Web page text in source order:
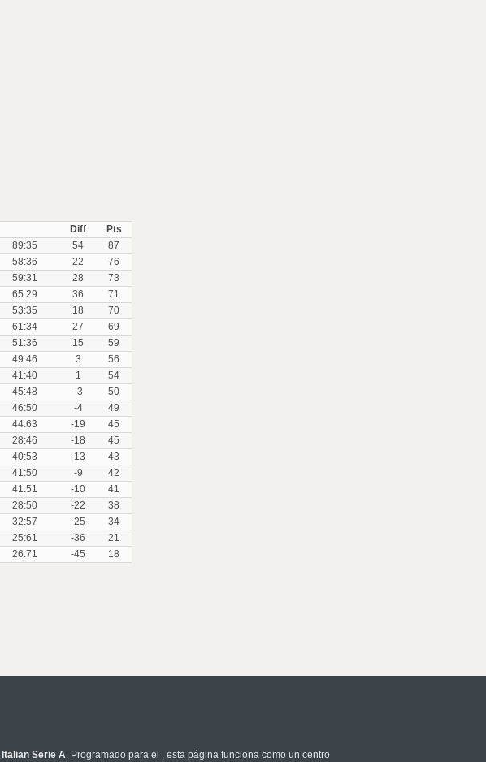
Diff
Pts
89:35 54
87
58:36 22
76
59:31 28
73
65:29 36
71
53:35 18
70
61:34 27
69
51:36 15
59
49:46 3
56
41:40 1
54
45:48 -3
50
46:50 -4
49
44:63 -19
45
28:46 -18
45
40:53 -13
43
41:50 -9
42
41:51 -10
41
28:50 -22
38
32:57 -25
34
25:61 -36
21
26:71 -45 18
Italian Serie A. Programado para el , esta página funciona como un centro